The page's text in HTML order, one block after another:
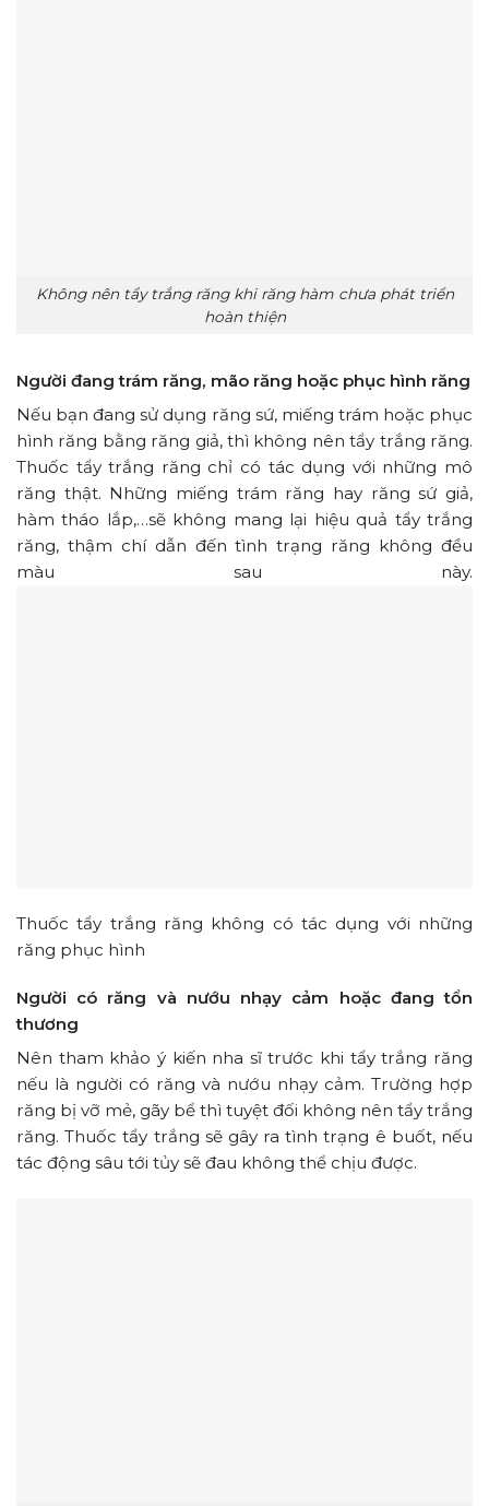
Không nên tẩy trắng răng khi răng hàm chưa phát triển
hoàn thiện
Người đang trám răng, mão răng hoặc phục hình răng
Nếu bạn đang sử dụng răng sứ, miếng trám hoặc phục
hình răng bằng răng giả, thì không nên tẩy trắng răng.
Thuốc tẩy trắng răng chỉ có tác dụng với những mô
răng thật. Những miếng trám răng hay răng sứ giả,
hàm tháo lắp,…sẽ không mang lại hiệu quả tẩy trắng
răng, thậm chí dẫn đến tình trạng răng không đều
màu sau này.
Thuốc tẩy trắng răng không có tác dụng với những
răng phục hình
Người có răng và nướu nhạy cảm hoặc đang tổn
thương
Nên tham khảo ý kiến ​​nha sĩ trước khi tẩy trắng răng
nếu là người có răng và nướu nhạy cảm. Trường hợp
răng bị vỡ mẻ, gãy bể thì tuyệt đối không nên tẩy trắng
răng. Thuốc tẩy trắng sẽ gây ra tình trạng ê buốt, nếu
tác động sâu tới tủy sẽ đau không thể chịu được.